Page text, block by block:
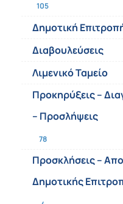
105
Δημοτική
Διαβουλεύσεις
Λιμενικό Ταμείο
Προκηρύξεις –
– Προσλήψεις
78
Προσκλήσεις –
Δημοτικής